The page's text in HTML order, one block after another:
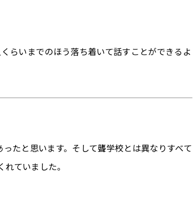
くらいまでのほう落ち着いて話すことができるよ
たと思います。そして聾学校とは異なりすべて
れていました。